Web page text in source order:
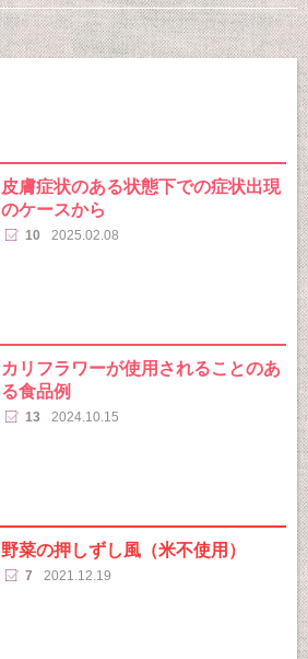
皮膚症状のある状態下での症状出現
のケースから
10 2025.02.08
カリフラワーが使用されることのあ
る食品例
13 2024.10.15
野菜の押しずし風（米不使用）
7 2021.12.19